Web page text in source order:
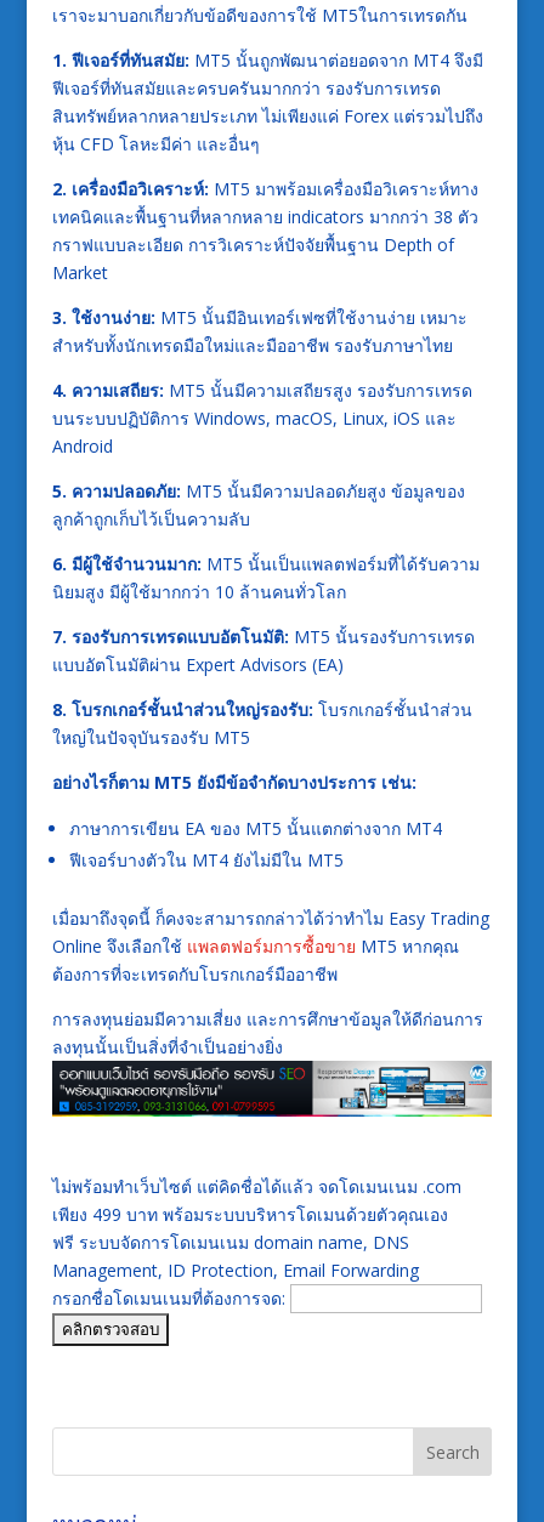
เราจะมาบอกเกี่ยวกับข้อดีของการใช้ MT5ในการเทรดกัน
1. ฟีเจอร์ที่ทันสมัย: MT5 นั้นถูกพัฒนาต่อยอดจาก MT4 จึงมี
ฟีเจอร์ที่ทันสมัยและครบครันมากกว่า รองรับการเทรด
สินทรัพย์หลากหลายประเภท ไม่เพียงแค่ Forex แต่รวมไปถึง
หุ้น CFD โลหะมีค่า และอื่นๆ
2. เครื่องมือวิเคราะห์: MT5 มาพร้อมเครื่องมือวิเคราะห์ทาง
เทคนิคและพื้นฐานที่หลากหลาย indicators มากกว่า 38 ตัว
กราฟแบบละเอียด การวิเคราะห์ปัจจัยพื้นฐาน Depth of
Market
3. ใช้งานง่าย: MT5 นั้นมีอินเทอร์เฟซที่ใช้งานง่าย เหมาะ
สำหรับทั้งนักเทรดมือใหม่และมืออาชีพ รองรับภาษาไทย
4. ความเสถียร: MT5 นั้นมีความเสถียรสูง รองรับการเทรด
บนระบบปฏิบัติการ Windows, macOS, Linux, iOS และ
Android
5. ความปลอดภัย: MT5 นั้นมีความปลอดภัยสูง ข้อมูลของ
ลูกค้าถูกเก็บไว้เป็นความลับ
6. มีผู้ใช้จำนวนมาก: MT5 นั้นเป็นแพลตฟอร์มที่ได้รับความ
นิยมสูง มีผู้ใช้มากกว่า 10 ล้านคนทั่วโลก
7. รองรับการเทรดแบบอัตโนมัติ: MT5 นั้นรองรับการเทรด
แบบอัตโนมัติผ่าน Expert Advisors (EA)
8. โบรกเกอร์ชั้นนำส่วนใหญ่รองรับ: โบรกเกอร์ชั้นนำส่วน
ใหญ่ในปัจจุบันรองรับ MT5
อย่างไรก็ตาม MT5 ยังมีข้อจำกัดบางประการ เช่น:
ภาษาการเขียน EA ของ MT5 นั้นแตกต่างจาก MT4
ฟีเจอร์บางตัวใน MT4 ยังไม่มีใน MT5
เมื่อมาถึงจุดนี้ ก็คงจะสามารถกล่าวได้ว่าทำไม Easy Trading
Online จึงเลือกใช้แพลตฟอร์มการซื้อขาย MT5 หากคุณ
ต้องการที่จะเทรดกับโบรกเกอร์มืออาชีพ
การลงทุนย่อมมีความเสี่ยง และการศึกษาข้อมูลให้ดีก่อนการ
ลงทุนนั้นเป็นสิ่งที่จำเป็นอย่างยิ่ง
ไม่พร้อมทำเว็บไซต์ แต่คิดชื่อได้แล้ว จดโดเมนเนม .com
เพียง 499 บาท พร้อมระบบบริหารโดเมนด้วยตัวคุณเอง
ฟรี ระบบจัดการโดเมนเนม domain name, DNS
Management, ID Protection, Email Forwarding
กรอกชื่อโดเมนเนมที่ต้องการจด: